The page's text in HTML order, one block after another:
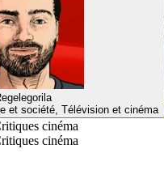
et société, Télévision et cinéma
cinéma
cinéma